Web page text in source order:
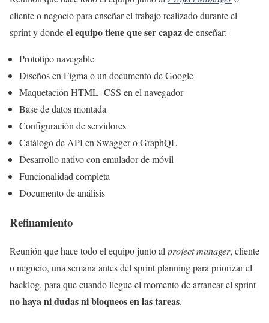
cliente o negocio para enseñar el trabajo realizado durante el
sprint y dondeel equipo tiene que ser capazde enseñar:
Prototipo navegable
Diseños en Figma o un documento de Google
Maquetación HTML+CSS en el navegador
Base de datos montada
Configuración de servidores
Catálogo de API en Swagger o GraphQL
Desarrollo nativo con emulador de móvil
Funcionalidad completa
Documento de análisis
Refinamiento
Reunión que hace todo el equipo junto alproject manager, cliente
o negocio, una semana antes del sprint planning para priorizar el
backlog, para que cuando llegue el momento de arrancar el sprint
no haya ni dudas ni bloqueos en las tareas.